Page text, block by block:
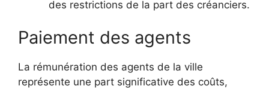
des restrictions de la part des créanciers.
Paiement des agents
La rémunération des agents de la ville
représente une part significative des coûts,